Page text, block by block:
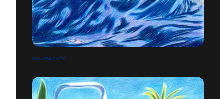
MONTAGNES